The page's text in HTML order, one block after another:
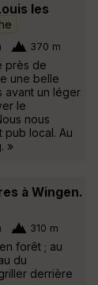
les
370 m
près de
une belle
avant un léger
le
nous
pub local. Au
»
à Wingen.
310 m
forêt ; au
du
derrière